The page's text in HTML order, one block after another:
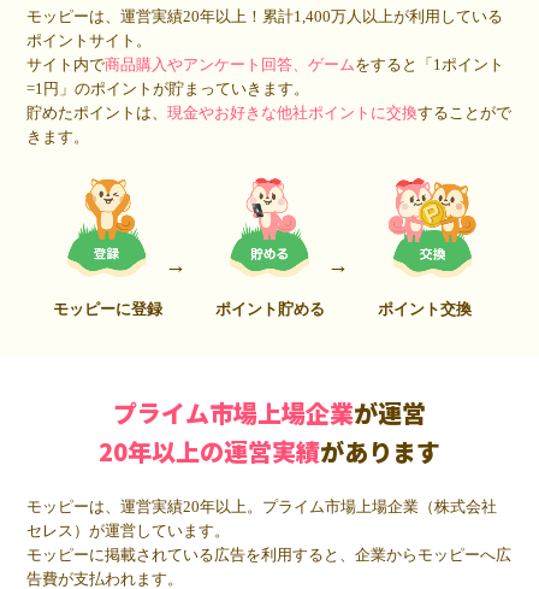
モッピーは、運営実績20年以上！累計1,400万人 以上が利用している
ポイントサイト。
サイト内で商品購入やアンケート回答、ゲームをすると「1ポイント
=1円」のポイントが貯まっていきます。
貯めたポイントは、現金やお好きな他社ポイントに交換することがで
きます。
モッピーに登録 ポイント貯める ポイント交換
プライム市場上場企業が運営
20年以上の運営実績があります
モッピーは、運営実績20年以上。プライム市場上場企業（株式会社
セレス）が運営しています。
モッピーに掲載されている広告を利用すると、企業からモッピーへ広
告費が支払われます。